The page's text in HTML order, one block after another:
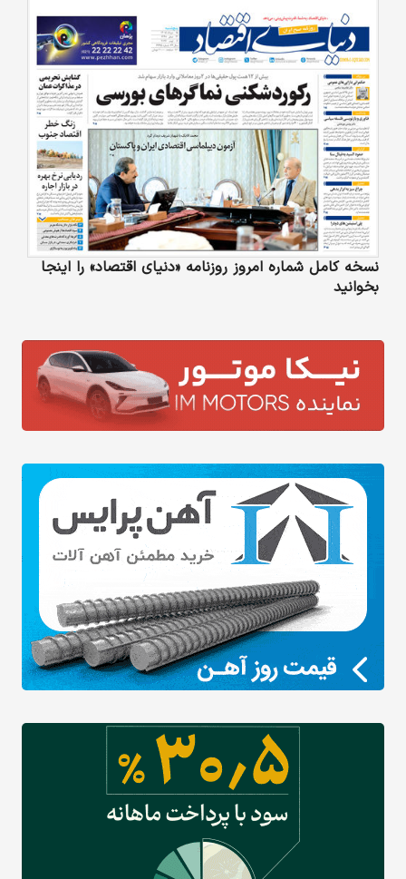
نسخه کامل شماره امروز روزنامه «دنیای‌ اقتصاد» را اینجا
بخوانید